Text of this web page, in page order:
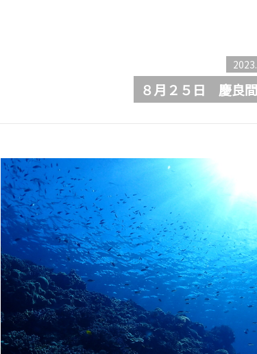
８月２５日 慶良